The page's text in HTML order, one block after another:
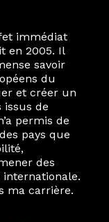
immédiat
en 2005. Il
savoir
du
et créer un
issus de
permis de
pays que
des
ma carrière.